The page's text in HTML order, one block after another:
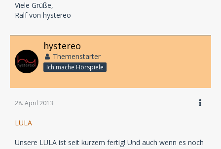
Viele Grüße,
Ralf von hystereo
hystereo
Themenstarter
Ich mache Hörspiele
28. April 2013
LULA
Unsere LULA ist seit kurzem fertig! Und auch wenn es noch